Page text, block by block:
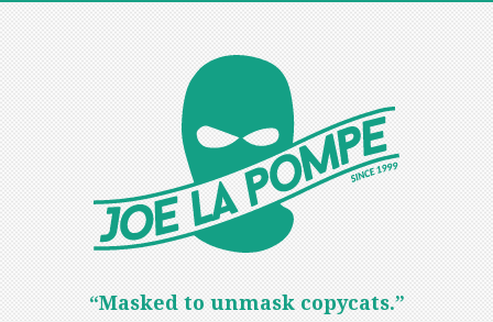
“Masked to unmask copycats.”